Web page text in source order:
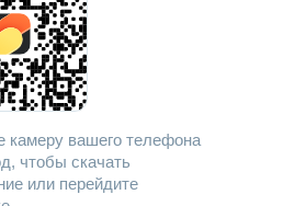
камеру вашего телефона
чтобы скачать
или перейдите